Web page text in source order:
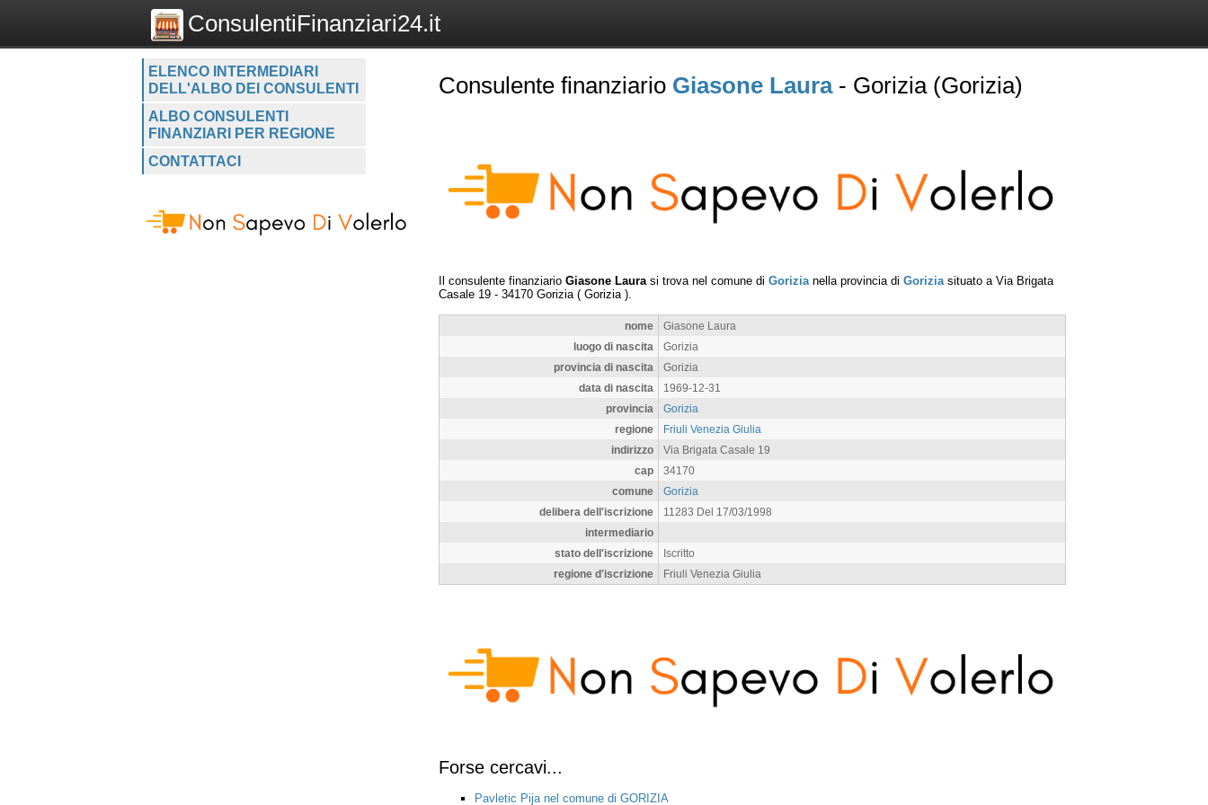
ConsulentiFinanziari24.it
ELENCO INTERMEDIARI
DELL'ALBO DEI CONSULENTI
ALBO CONSULENTI
FINANZIARI PER REGIONE
CONTATTACI
Consulente finanziario Giasone Laura- Gorizia (Gorizia)
Il consulente finanziario Giasone Laura si trova nel comune di Gorizia nella provincia di Gorizia situato a Via Brigata
Casale 19 - 34170 Gorizia ( Gorizia ).
nome
Giasone Laura
luogo di nascita
Gorizia
provincia di nascita
Gorizia
data di nascita
1969-12-31
provincia
Gorizia
regione
Friuli Venezia Giulia
indirizzo
Via Brigata Casale 19
cap
34170
comune
Gorizia
delibera dell'iscrizione
11283 Del 17/03/1998
intermediario
stato dell'iscrizione
Iscritto
regione d'iscrizione
Friuli Venezia Giulia
Forse cercavi...
Pavletic Pija nel comune di GORIZIA